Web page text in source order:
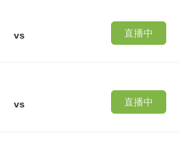
vs
直播中
vs
直播中